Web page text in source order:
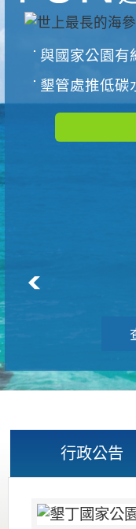
與國家公園有
墾管處推低碳水
行政公告